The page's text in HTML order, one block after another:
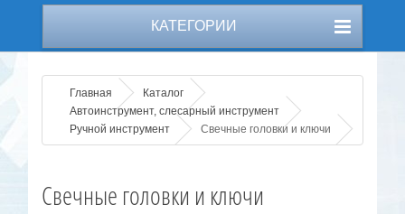
КАТЕГОРИИ
Главная
Каталог
Автоинструмент, слесарный инструмент
Ручной инструмент
Свечные головки и ключи
Свечные головки и ключи